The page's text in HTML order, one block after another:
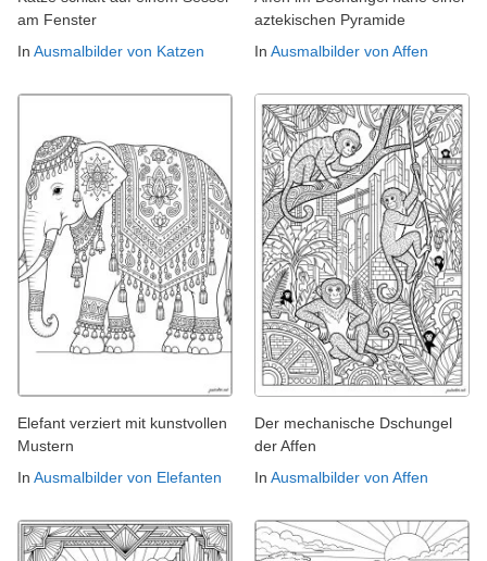
am Fenster
In Ausmalbilder von Katzen
aztekischen Pyramide
In Ausmalbilder von Affen
Elefant verziert mit kunstvollen
Mustern
In Ausmalbilder von Elefanten
Der mechanische Dschungel
der Affen
In Ausmalbilder von Affen